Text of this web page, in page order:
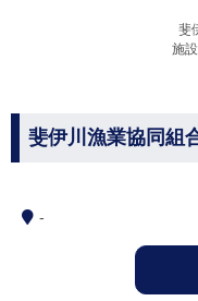
斐
施
斐伊川漁業協同組
-